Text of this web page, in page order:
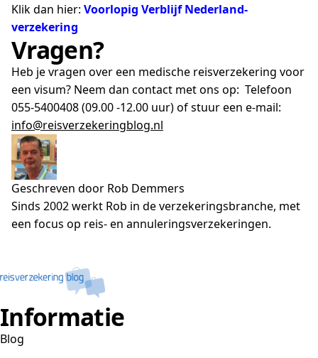
Klik dan hier: Voorlopig Verblijf Nederland-
verzekering
Vragen?
Heb je vragen over een medische reisverzekering voor
een visum? Neem dan contact met ons op: Telefoon
055-5400408 (09.00 -12.00 uur) of stuur een e-mail:
info@reisverzekeringblog.nl
Geschreven door Rob Demmers
Sinds 2002 werkt Rob in de verzekeringsbranche, met
een focus op reis- en annuleringsverzekeringen.
Informatie
Blog